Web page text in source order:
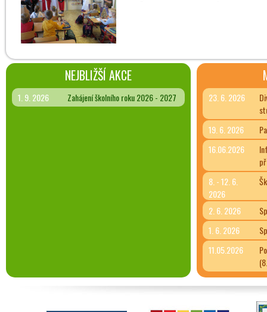
NEJBLIŽŠÍ AKCE
1. 9. 2026 Zahájení školního roku 2026 - 2027 23. 6. 2026
19. 6. 2026
16.06.2026
8. - 12. 6.
2026
2. 6. 2026
1. 6. 2026
11.05.2026